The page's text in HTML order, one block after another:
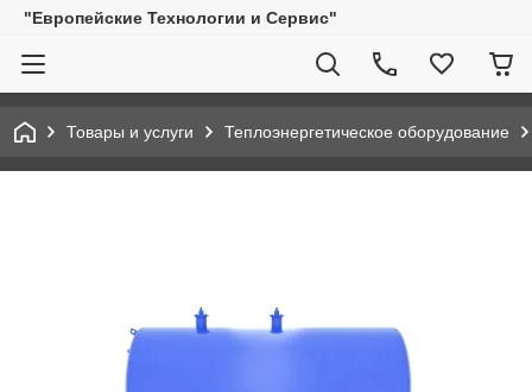
"Европейские Технологии и Сервис"
Товары и услуги Теплоэнергетическое оборудование